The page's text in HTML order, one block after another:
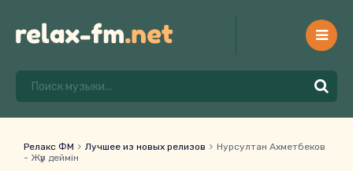
Релакс ФМ Лучшее из новых релизов
Нурсултан Ахметбеков
- Жүр деймін